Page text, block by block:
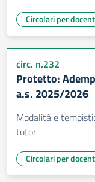
Circolari per
circ. n.232
Protetto:
a.s. 2025/2026
Modalità e
tutor
Circolari per